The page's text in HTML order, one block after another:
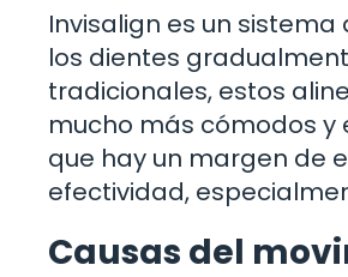
Invisalign es un
los dientes
tradicionales, estos
mucho más cómodos
que hay un margen de
efectividad,
Causas del